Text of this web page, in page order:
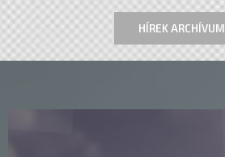
HÍREK ARCHÍVUM